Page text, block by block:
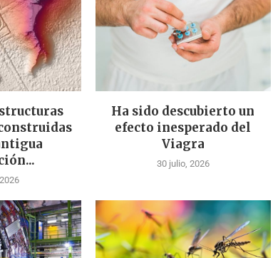
Ha sido descubierto un
efecto inesperado del
Viagra
30 julio, 2026